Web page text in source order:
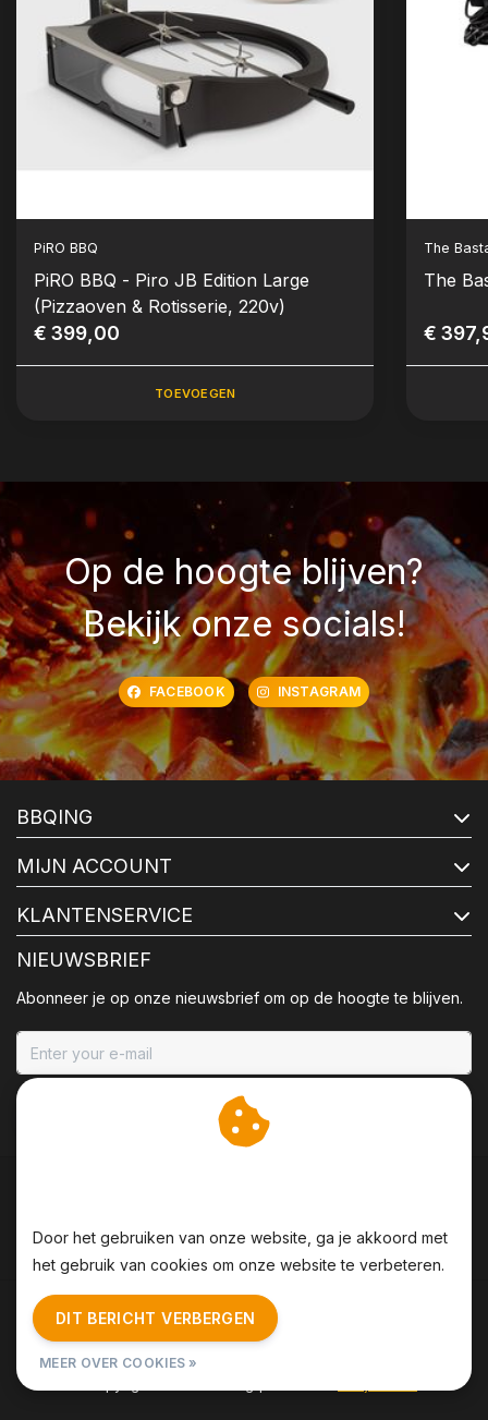
PiRO BBQ
PiRO BBQ - Piro JB Edition Large
(Pizzaoven & Rotisserie, 220v)
€ 399,00
TOEVOEGEN
The
The
€
Op de hoogte blijven?
Bekijk onze socials!
FACEBOOK INSTAGRAM
BBQING
MIJN ACCOUNT
KLANTENSERVICE
NIEUWSBRIEF
Abonneer je op onze nieuwsbrief om op de hoogte te blijven.
Algemene voorwaarden | Disclaimer
Sitemap
| RSS Feed
Door het gebruiken van onze website, ga je akkoord met
het gebruik van cookies om onze website te verbeteren.
DIT BERICHT VERBERGEN
MEER OVER COOKIES »